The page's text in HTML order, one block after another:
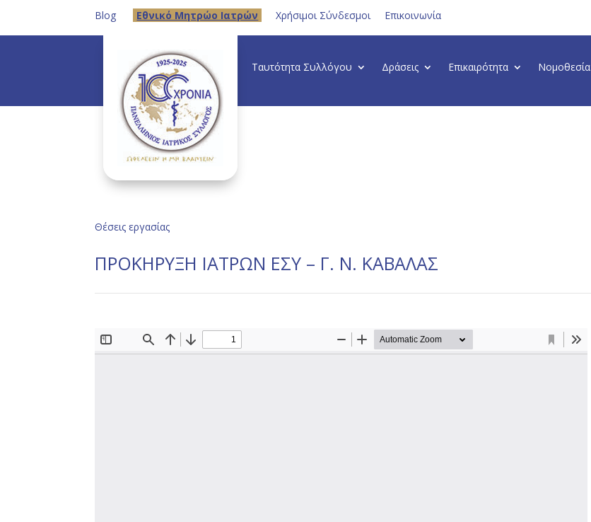
Blog Eθνικό Μητρώο Ιατρών Χρήσιμοι Σύνδεσμοι Επικοινωνία
Ταυτότητα Συλλόγου Δράσεις Επικαιρότητα Νομοθεσία
Θέσεις εργασίας
ΠΡΟΚΗΡΥΞΗ ΙΑΤΡΩΝ ΕΣΥ – Γ. Ν. ΚΑΒΑΛΑΣ